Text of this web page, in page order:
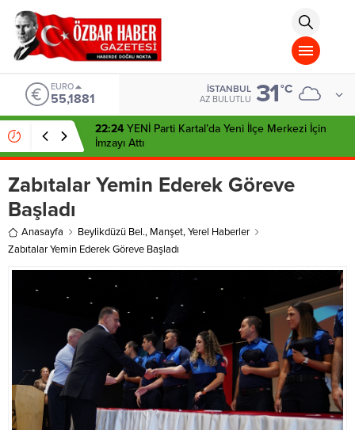
islami
chat
omegla
türk
sohbet
cinsel
sohbet
dini
chat
EURO
55,1881
İSTANBUL
AZ BULUTLU 31°C
22:24 YENİ Parti Kartal’da Yeni İlçe Merkezi İçin
İmzayı Attı
Zabıtalar Yemin Ederek Göreve
Başladı
Anasayfa Beylikdüzü Bel., Manşet,Yerel Haberler
Zabıtalar Yemin Ederek Göreve Başladı